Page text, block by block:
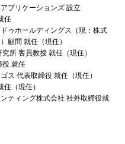
プリケーションズ 設立
任
ゥホールディングス（現：株式
顧問 就任（現任）
所 客員教授 就任（現任）
役 就任
ス 代表取締役 就任（現任）
任（現任）
ティング株式会社 社外取締役就